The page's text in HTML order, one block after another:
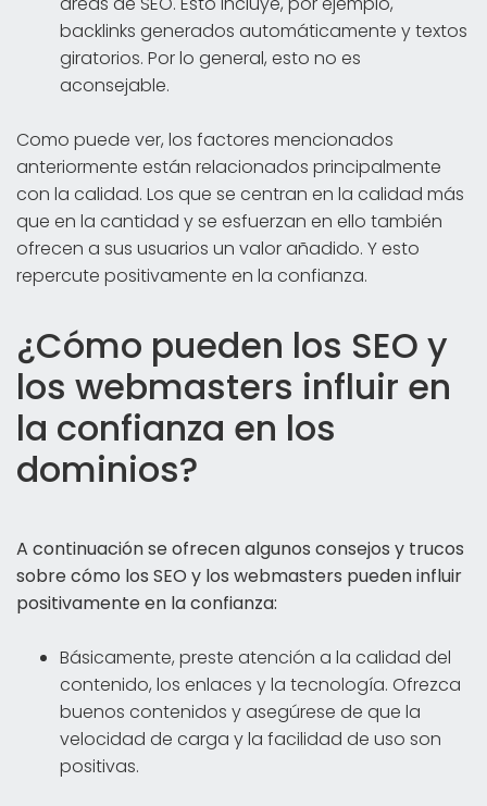
backlinks generados automáticamente y textos
giratorios. Por lo general, esto no es
aconsejable.
Como puede ver, los factores mencionados
anteriormente están relacionados principalmente
con la calidad. Los que se centran en la calidad más
que en la cantidad y se esfuerzan en ello también
ofrecen a sus usuarios un valor añadido. Y esto
repercute positivamente en la confianza.
¿Cómo pueden los SEO y
los webmasters influir en
la confianza en los
dominios?
A continuación se ofrecen algunos consejos y trucos
sobre cómo los SEO y los webmasters pueden influir
positivamente en la confianza:
Básicamente, preste atención a la calidad del
contenido, los enlaces y la tecnología. Ofrezca
buenos contenidos y asegúrese de que la
velocidad de carga y la facilidad de uso son
positivas.